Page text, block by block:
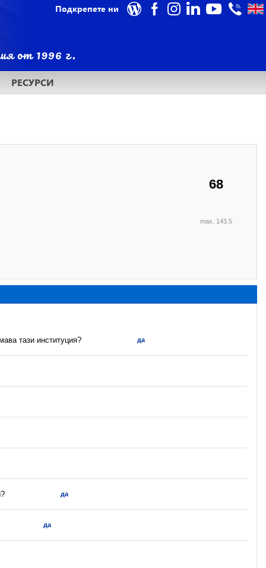
Подкрепете ни
РЕСУРСИ
68
max. 143.5
тази институция? да
да
да